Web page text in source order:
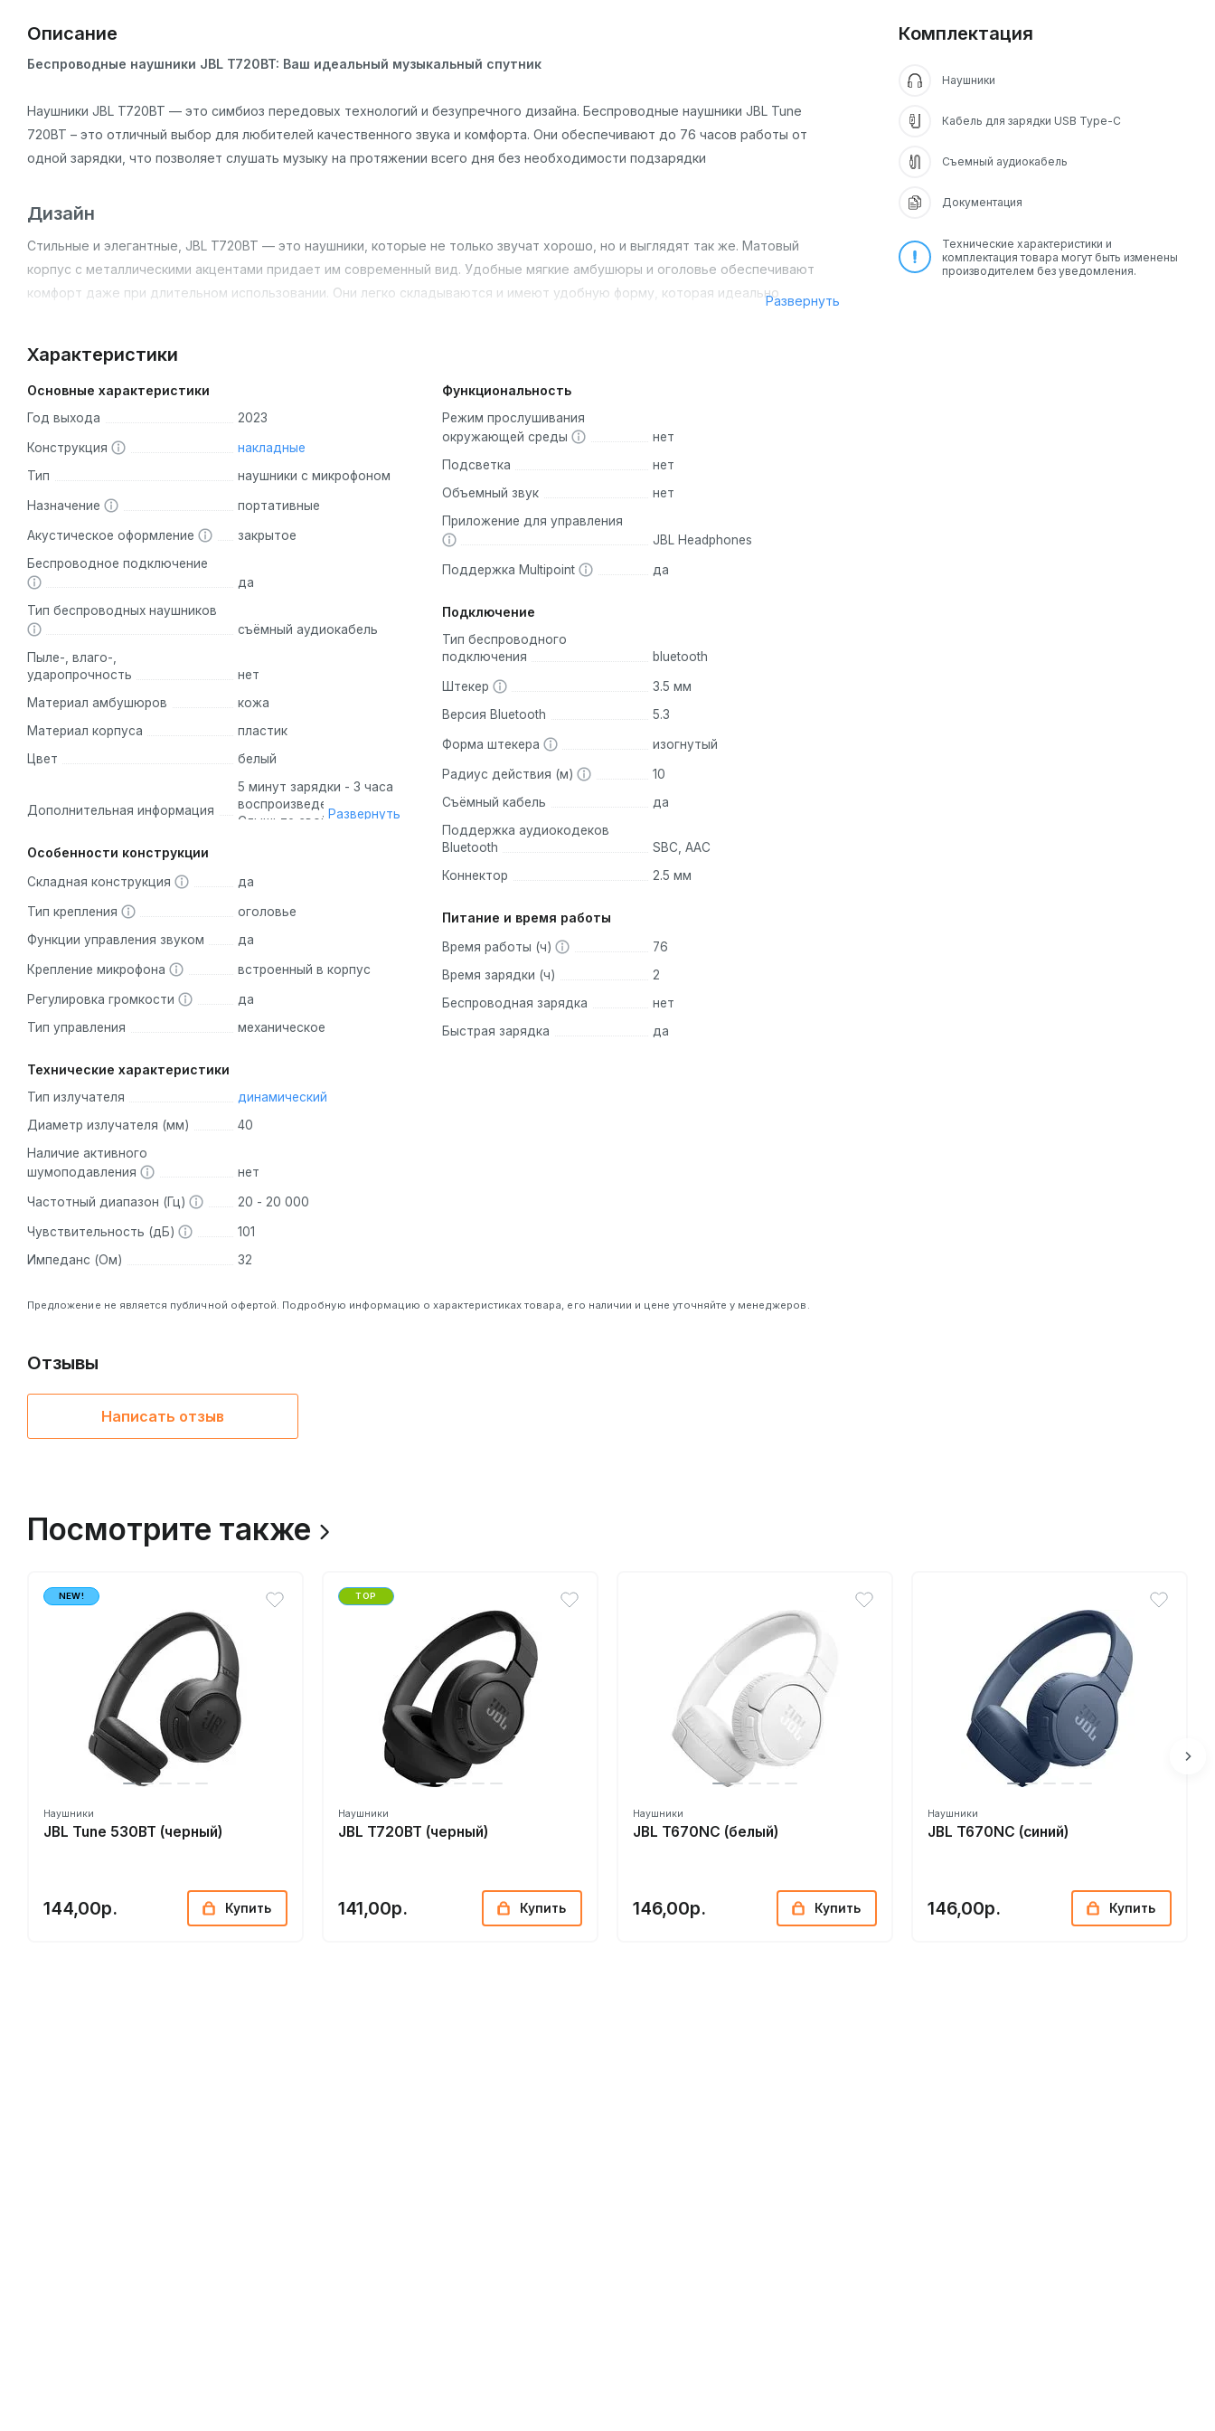
Описание
Беспроводные наушники JBL T720BT: Ваш идеальный музыкальный спутник
Наушники JBL T720BT — это симбиоз передовых технологий и безупречного дизайна. Беспроводные наушники JBL Tune
720BT – это отличный выбор для любителей качественного звука и комфорта. Они обеспечивают до 76 часов работы от
одной зарядки, что позволяет слушать музыку на протяжении всего дня без необходимости подзарядки
Дизайн
Стильные и элегантные, JBL T720BT — это наушники, которые не только звучат хорошо, но и выглядят так же. Матовый
корпус с металлическими акцентами придает им современный вид. Удобные мягкие амбушюры и оголовье обеспечивают
комфорт даже при длительном использовании. Они легко складываются и имеют удобную форму, которая идеально
Основные особенности
Превосходное качество звука:Динамики диаметром 40 мм гарантируют мощный и чистый звук с настоящими басами.
Долгое время работы:От одной зарядки JBL T720BT способны работать до 76 часов в режиме гарнитуры. Забудьте о
постоянной зарядке!
Bluetooth 5.3:
Беспроводное подключение с минимальной задержкой и высокой стабильностью.
Зарядка всего за 5 минут обеспечивает 3 часа автономной работы.
Интегрированный микрофон:Отвечайте на звонки без лишних усилий.
Аналоги
JBL Tune 500BT:Более доступная модель с отличным звуком и удобством.
Sony WH-CH510:
Легкие и компактные наушники с длительным временем работы.
На рынке представлены множество беспроводных наушников, но JBL Tune 720BT выделяются благодаря своему качеству
звука, комфорту и длительному времени работы от одной зарядки.
Беспроводные наушники JBL T720BT — это не просто наушники, это ваш верный спутник в мире музыки. Погрузитесь в
звуковое пространство с JBL и наслаждайтесь каждой нотой!
Развернуть
Характеристики
Основные характеристики
Год выхода 2023
Конструкция
накладные
Тип
наушники с микрофоном
Назначение портативные
Акустическое оформление
закрытое
Беспроводное подключение
да
Тип беспроводных наушников
съёмный аудиокабель
Пыле-, влаго-,
ударопрочность
нет
Материал амбушюров
кожа
Материал корпуса
пластик
Цвет
белый
Дополнительная информация
5 минут зарядки - 3 часа
воспроизведения.
Слышьте свой голос,
Развернуть
Особенности конструкции
Складная конструкция да
Тип крепления
оголовье
Функции управления звуком
да
Крепление микрофона встроенный в корпус
Регулировка громкости
да
Тип управления
механическое
Технические характеристики
Тип излучателя
динамический
Диаметр излучателя (мм)
40
Наличие активного
шумоподавления
нет
Частотный диапазон (Гц) 20 - 20 000
Чувствительность (дБ)
101
Импеданс (Ом)
32
Функциональность
Режим прослушивания
окружающей среды
нет
Подсветка
нет
Объемный звук
нет
Приложение для управления
JBL Headphones
Поддержка Multipoint да
Подключение
Тип беспроводного
подключения
bluetooth
Штекер
3.5 мм
Версия Bluetooth
5.3
Форма штекера изогнутый
Радиус действия (м)
10
Съёмный кабель
да
Поддержка аудиокодеков
Bluetooth
SBC, AAC
Коннектор
2.5 мм
Питание и время работы
Время работы (ч)
76
Время зарядки (ч)
2
Беспроводная зарядка
нет
Быстрая зарядка
да
Предложение не является публичной офертой. Подробную информацию о характеристиках товара, его наличии и цене уточняйте у менеджеров.
Комплектация
Наушники
Кабель для зарядки USB Type-C
Съемный аудиокабель
Документация
Технические характеристики и
комплектация товара могут быть изменены
производителем без уведомления.
Отзывы
Написать отзыв
Посмотрите также
NEW!
Наушники
JBL Tune 530BT (черный)
144,00р. Купить
TOP
Наушники
JBL T720BT (черный)
141,00р. Купить
Наушники
JBL T670NC (белый)
146,00р. Купить
Наушники
JBL T670NC (синий)
146,00р. Купить